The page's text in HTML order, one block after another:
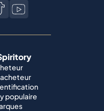
populaire